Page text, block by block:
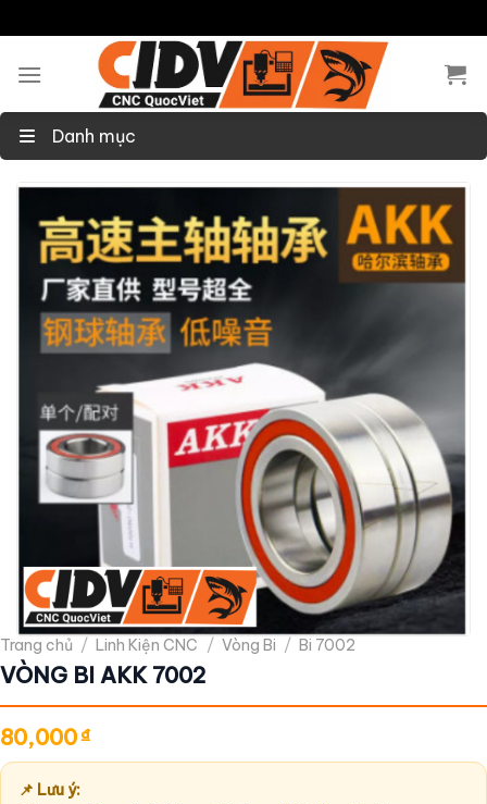
to
content
Danh mục
Trang chủ / Linh Kiện CNC / Vòng Bi / Bi 7002
VÒNG BI AKK 7002
80,000₫
📌 Lưu ý: